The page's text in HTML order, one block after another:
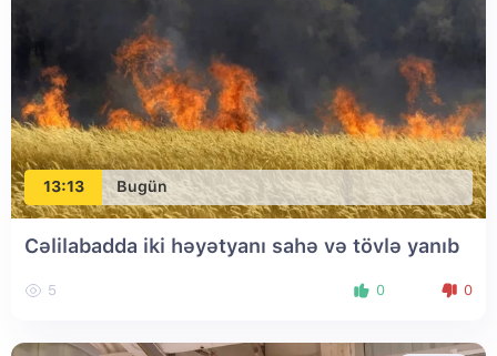
13:13 Bugün
Cəlilabadda iki həyətyanı sahə və tövlə yanıb
5 0 0